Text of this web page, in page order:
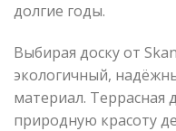
долгие годы.
Выбирая доску от
экологичный,
материал. Террасная
природную красоту